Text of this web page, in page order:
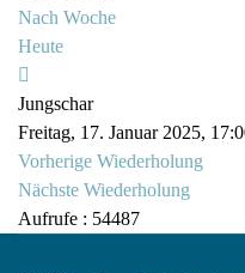
Nach Woche
Heute
Jungschar
Freitag, 17. Januar 2025,
Vorherige Wiederholung
Nächste Wiederholung
Aufrufe : 54487